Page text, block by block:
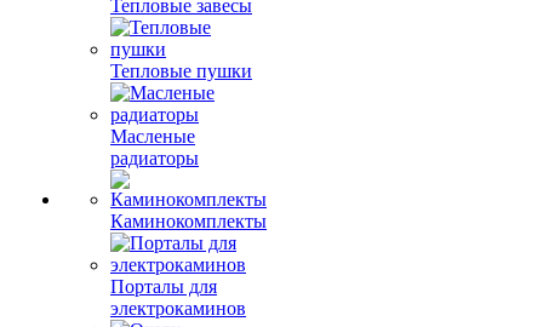
Тепловые завесы
Тепловые пушки
Масленые
радиаторы
Каминокомплекты
Порталы для
электрокаминов